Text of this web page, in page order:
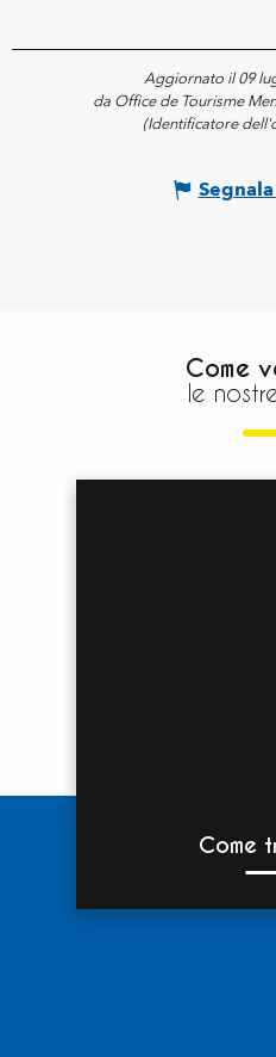
Aggiornato il 09
da Office de Tourisme
(Identificatore
Come
le
Come